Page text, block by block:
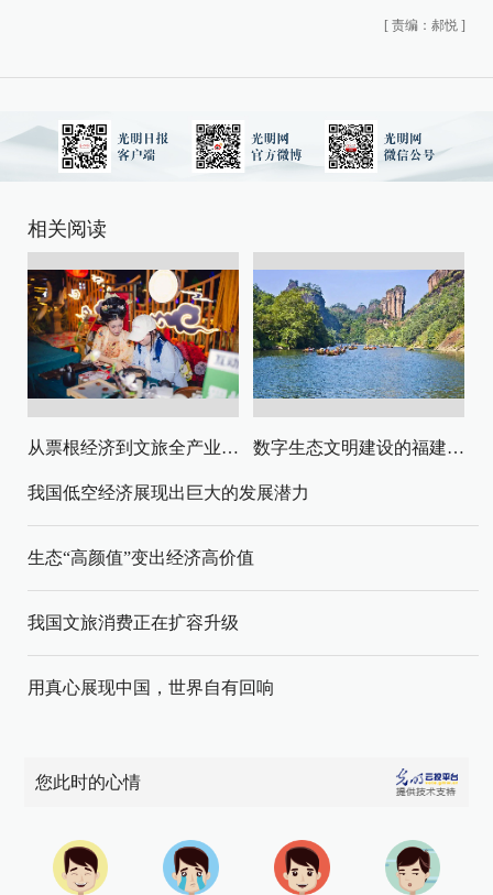
[ 责编：郝悦 ]
相关阅读
从票根经济到文旅全产业链升级 数字生态文明建设的福建路径与启示
我国低空经济展现出巨大的发展潜力
生态“高颜值”变出经济高价值
我国文旅消费正在扩容升级
用真心展现中国，世界自有回响
您此时的心情